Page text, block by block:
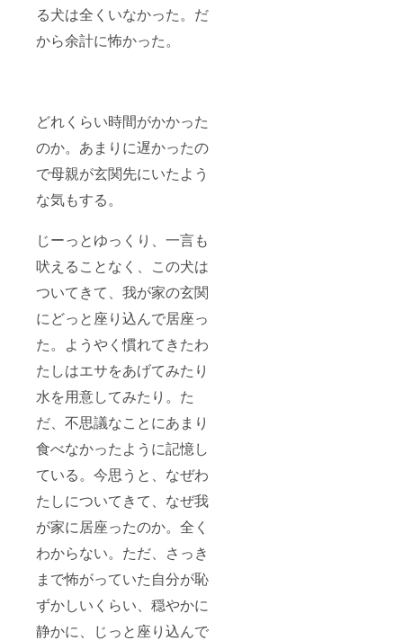
る犬は全くいなかった。だ
から余計に怖かった。
どれくらい時間がかかった
のか。あまりに遅かったの
で母親が玄関先にいたよう
な気もする。
じーっとゆっくり、一言も
吠えることなく、この犬は
ついてきて、我が家の玄関
にどっと座り込んで居座っ
た。ようやく慣れてきたわ
たしはエサをあげてみたり
水を用意してみたり。た
だ、不思議なことにあまり
食べなかったように記憶し
ている。今思うと、なぜわ
たしについてきて、なぜ我
が家に居座ったのか。全く
わからない。ただ、さっき
まで怖がっていた自分が恥
ずかしいくらい、穏やかに
静かに、じっと座り込んで